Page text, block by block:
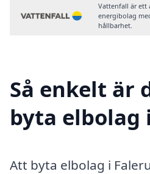
Vattenfall är ett
energibolag
hållbarhet.
Så enkelt är
byta elbolag
Att byta elbolag i